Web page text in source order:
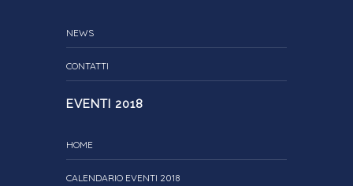
NEWS
CONTATTI
EVENTI 2018
HOME
CALENDARIO EVENTI 2018